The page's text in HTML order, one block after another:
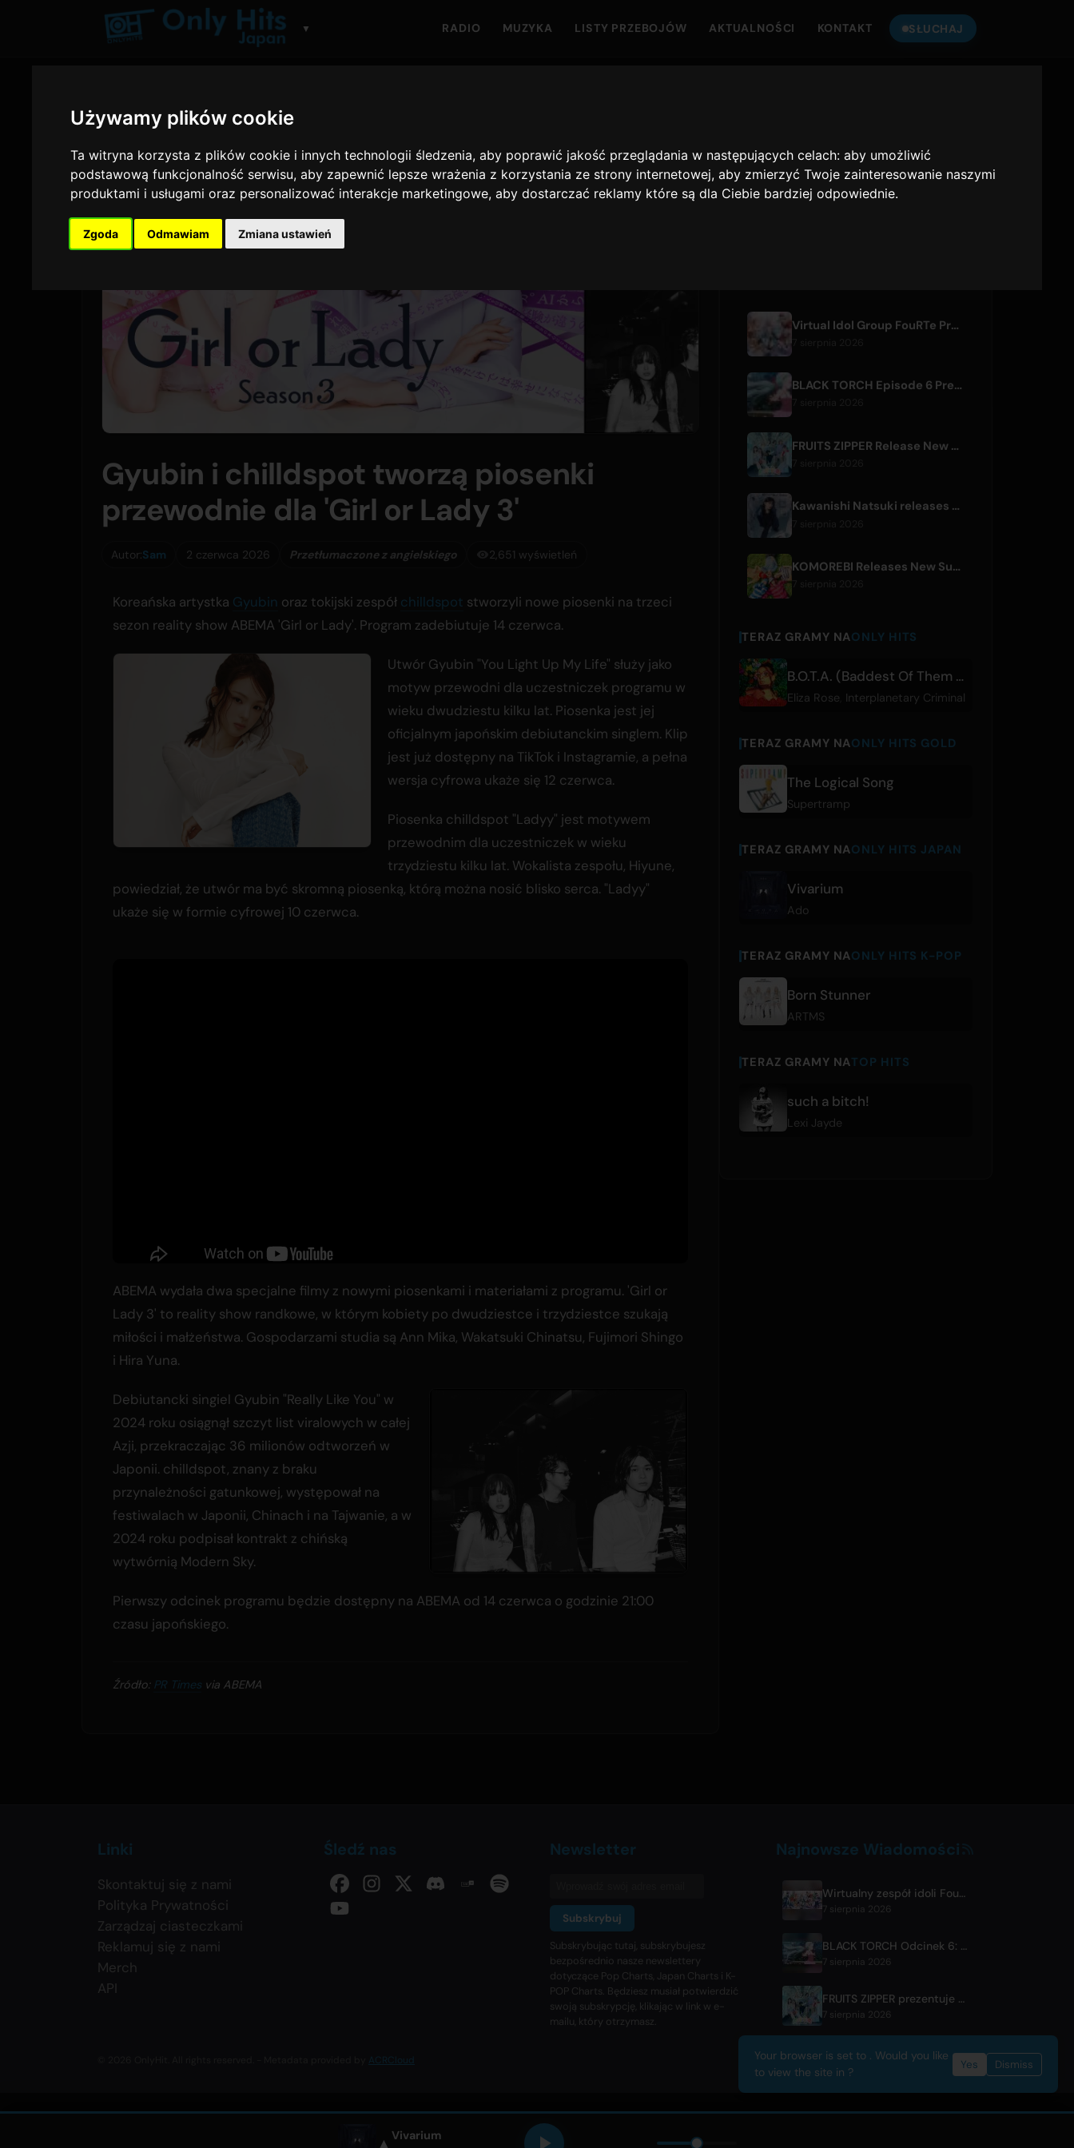
Używamy plików cookie
Ta witryna korzysta z plików cookie i innych technologii śledzenia, aby poprawić jakość przeglądania w następujących celach:aby umożliwić
podstawową funkcjonalność serwisu,aby zapewnić lepsze wrażenia z korzystania ze strony internetowej,aby zmierzyć Twoje zainteresowanie naszymi
produktami i usługami oraz personalizować interakcje marketingowe,aby dostarczać reklamy które są dla Ciebie bardziej odpowiednie.
Zgoda Odmawiam Zmiana ustawień
▼ RADIO MUZYKA LISTY PRZEBOJÓW AKTUALNOŚCI KONTAKT SŁUCHAJ
Gyubin i chilldspot tworzą piosenki
przewodnie dla 'Girl or Lady 3'
Autor:Sam 2 czerwca 2026 Przetłumaczone z angielskiego 2,651 wyświetleń
Koreańska artystka Gyubin oraz tokijski zespół chilldspot stworzyli nowe piosenki na trzeci
sezon reality show ABEMA 'Girl or Lady'. Program zadebiutuje 14 czerwca.
Utwór Gyubin "You Light Up My Life" służy jako
motyw przewodni dla uczestniczek programu w
wieku dwudziestu kilku lat. Piosenka jest jej
oficjalnym japońskim debiutanckim singlem. Klip
jest już dostępny na TikTok i Instagramie, a pełna
wersja cyfrowa ukaże się 12 czerwca.
Piosenka chilldspot "Ladyy" jest motywem
przewodnim dla uczestniczek w wieku
trzydziestu kilku lat. Wokalista zespołu, Hiyune,
powiedział, że utwór ma być skromną piosenką, którą można nosić blisko serca. "Ladyy"
ukaże się w formie cyfrowej 10 czerwca.
ABEMA wydała dwa specjalne filmy z nowymi piosenkami i materiałami z programu. 'Girl or
Lady 3' to reality show randkowe, w którym kobiety po dwudziestce i trzydziestce szukają
miłości i małżeństwa. Gospodarzami studia są Ann Mika, Wakatsuki Chinatsu, Fujimori Shingo
i Hira Yuna.
Debiutancki singiel Gyubin "Really Like You" w
2024 roku osiągnął szczyt list viralowych w całej
Azji, przekraczając 36 milionów odtworzeń w
Japonii. chilldspot, znany z braku
przynależności gatunkowej, występował na
festiwalach w Japonii, Chinach i na Tajwanie, a w
2024 roku podpisał kontrakt z chińską
wytwórnią Modern Sky.
Pierwszy odcinek programu będzie dostępny na ABEMA od 14 czerwca o godzinie 21:00
czasu japońskiego.
Źródło: PR Times via ABEMA
Only Hits Japan
Virtual Idol Group FouRTe Project Debuts with 'ALL IN' Album Produced by m-flo's ☆Taku Takahashi
7 sierpnia 2026
BLACK TORCH Episode 6 Preview and Streaming Details
FRUITS ZIPPER Release New Collaboration Song '1,2,3,FOOOOUR'
Kawanishi Natsuki releases digital single 'Sayonara wa Ichiban Kirei na Atashi de'
KOMOREBI Releases New Summer Single 'Letsu Natsu'
7 sierpnia 2026
TERAZ GRAMY NAONLY HITS
B.O.T.A. (Baddest Of Them All) - Edit
Eliza Rose Interplanetary Criminal
TERAZ GRAMY NAONLY HITS GOLD
The Logical Song
Supertramp
TERAZ GRAMY NAONLY HITS JAPAN
Vivarium
Ado
TERAZ GRAMY NAONLY HITS K-POP
Born Stunner
ARTMS
TERAZ GRAMY NATOP HITS
such a bitch!
Lexi Jayde
Linki
Skontaktuj się z nami
Polityka Prywatności
Zarządzaj ciasteczkami
Reklamuj się z nami
Merch
API
Śledź nas Newsletter
Subskrybuj
Subskrybując tutaj, subskrybujesz
bezpośrednio nasze newslettery
dotyczące Pop Charts, Japan Charts i K-
POP Charts. Będziesz musiał potwierdzić
swoją subskrypcję, klikając w link w e-
mailu, który otrzymasz.
Najnowsze Wiadomości
Wirtualny zespół idoli FouRTe Project debiutuje albumem 'ALL IN' wyprodukowanym przez ☆Taku Takahashi z m-flo
7 sierpnia 2026
BLACK TORCH Odcinek 6: Zapowiedź i Szczegóły Emisji
7 sierpnia 2026
FRUITS ZIPPER prezentuje nowy utwór we współpracy '1,2,3,FOOOOUR'
7 sierpnia 2026
ACRCloud
▲ Vivarium
Your browser is set to . Would you like
to view the site in ?
Yes Dismiss